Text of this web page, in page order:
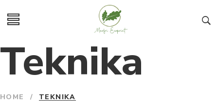
Teknika
HOME / TEKNIKA